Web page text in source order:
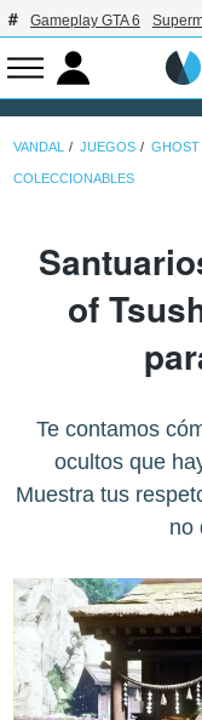
Gameplay GTA 6
VANDAL JUEGOS GHOST
COLECCIONABLES
of
Te contamos
ocultos que
Muestra tus
no